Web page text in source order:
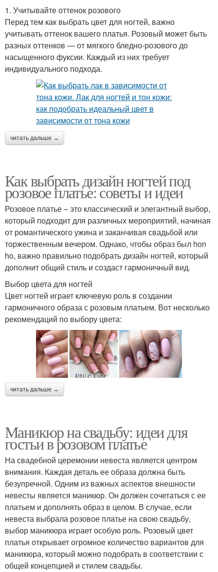
1. Учитывайте оттенок розового
Перед тем как выбрать цвет для ногтей, важно
учитывать оттенок вашего платья. Розовый может быть
разных оттенков — от мягкого бледно-розового до
насыщенного фуксии. Каждый из них требует
индивидуального подхода.
читать дальше →
Как выбрать дизайн ногтей под
розовое платье: советы и идеи
Розовое платье – это классический и элегантный выбор,
который подходит для различных мероприятий, начиная
от романтического ужина и заканчивая свадьбой или
торжественным вечером. Однако, чтобы образ был hon
ho, важно правильно подобрать дизайн ногтей, который
дополнит общий стиль и создаст гармоничный вид.
Выбор цвета для ногтей
Цвет ногтей играет ключевую роль в создании
гармоничного образа с розовым платьем. Вот несколько
рекомендаций по выбору цвета:
читать дальше →
Маникюр на свадьбу: идеи для
гостьи в розовом платье
На свадебной церемонии невеста является центром
внимания. Каждая деталь ее образа должна быть
безупречной. Одним из важных аспектов внешности
невесты является маникюр. Он должен сочетаться с ее
платьем и дополнять образ в целом. В случае, если
невеста выбрала розовое платье на свою свадьбу,
выбор маникюра играет особую роль. Розовый цвет
платья открывает огромное количество вариантов для
маникюра, который можно подобрать в соответствии с
общей концепцией и стилем свадьбы.